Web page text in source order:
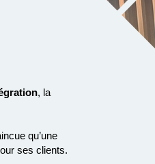
, la
qu’une
ses clients.